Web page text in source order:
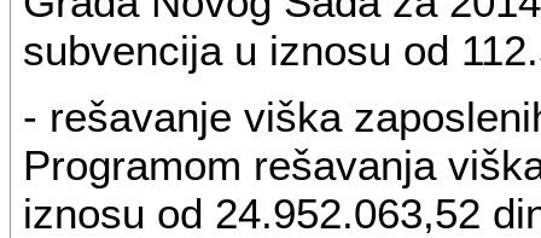
subvencija u iznosu od
- rešavanje viška
Programom rešavanja
iznosu od 24.952.063,52